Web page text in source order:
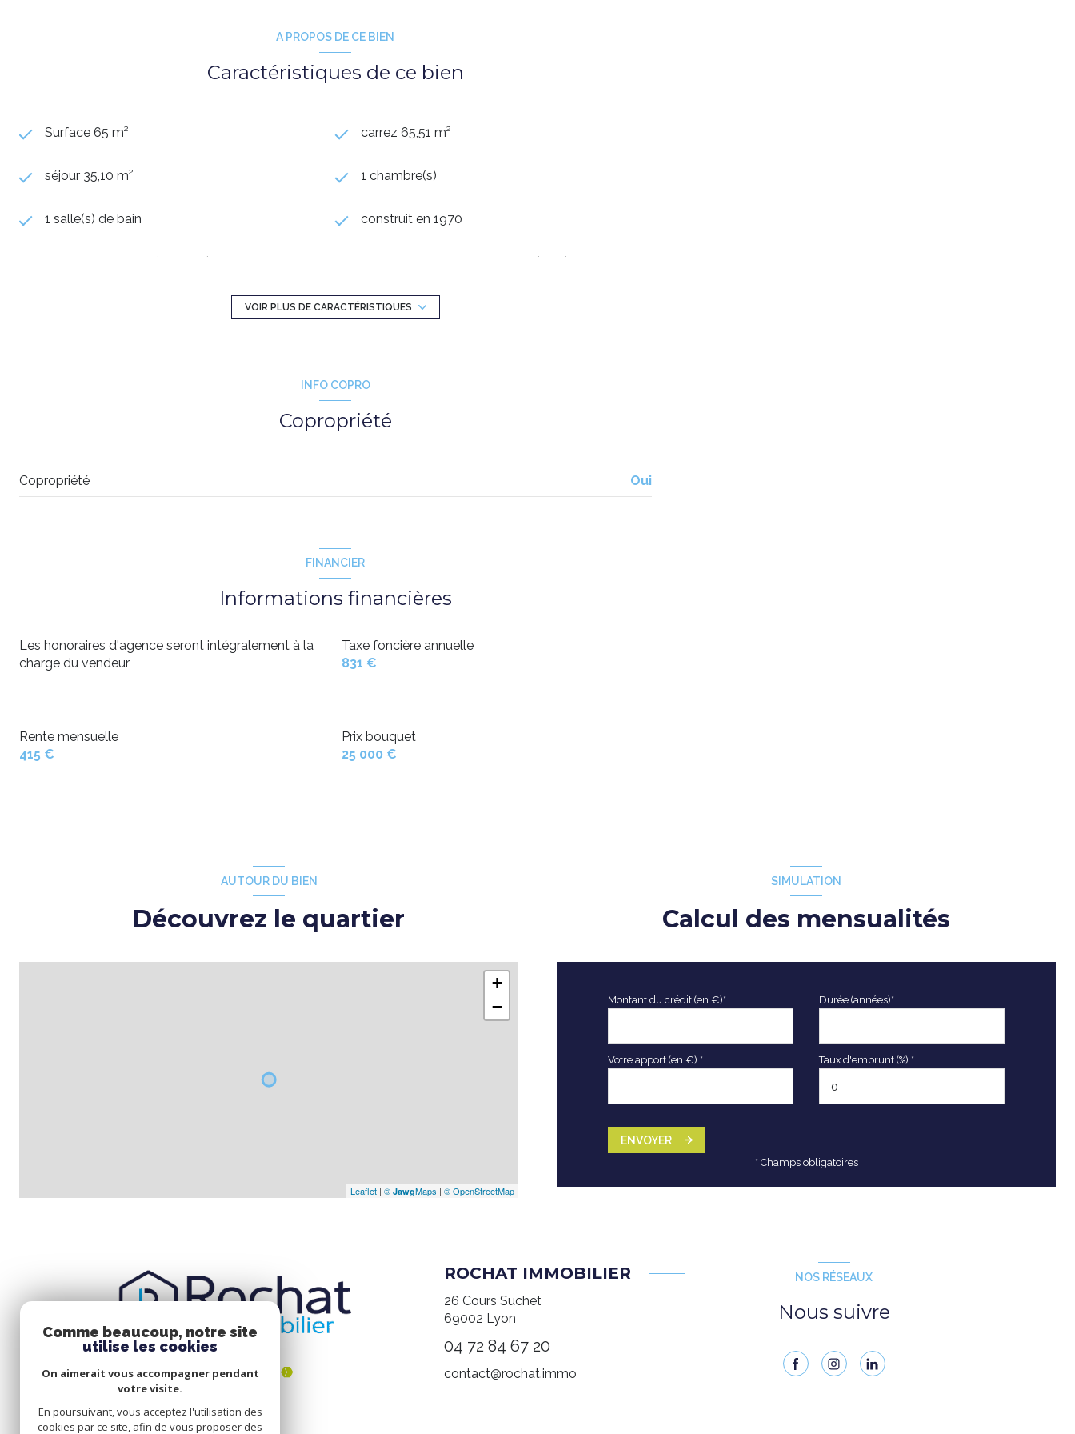
A PROPOS DE CE BIEN
Caractéristiques de ce bien
Surface 65 m² carrez 65,51 m²
séjour 35,10 m² 1 chambre(s)
1 salle(s) de bain construit en 1970
cuisine américaine (équipée) Chauffage collectif : radiateur (fioul)
exposition Est-Ouest
visiophone
VOIR PLUS DE CARACTÉRISTIQUES
INFO COPRO
Copropriété
Copropriété Oui
FINANCIER
Informations financières
Les honoraires d'agence seront intégralement à la
charge du vendeur
Taxe foncière annuelle
831 €
Rente mensuelle
415 €
Prix bouquet
25 000 €
AUTOUR DU BIEN
Découvrez le quartier
+
−
Leaflet | © JawgMaps | © OpenStreetMap
SIMULATION
Calcul des mensualités
Montant du crédit (en €)* Durée (années)*
Votre apport (en €) * Taux d'emprunt (%) *
ENVOYER
* Champs obligatoires
ROCHAT IMMOBILIER
26 Cours Suchet
69002 Lyon
04 72 84 67 20
contact@rochat.immo
NOS RÉSEAUX
Nous suivre
Comme beaucoup, notre site
utilise les cookies
On aimerait vous accompagner pendant
votre visite.
En poursuivant, vous acceptez l'utilisation des
cookies par ce site, afin de vous proposer des